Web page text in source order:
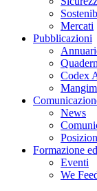
Mercati
Pubblicazioni
Codex
News
Formazione
Eventi
We